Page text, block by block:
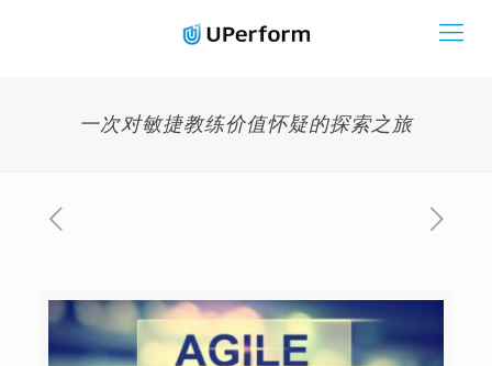
一次对敏捷教练价值怀疑的探索之旅